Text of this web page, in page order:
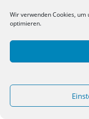
Wir verwenden Cookies,
optimieren.